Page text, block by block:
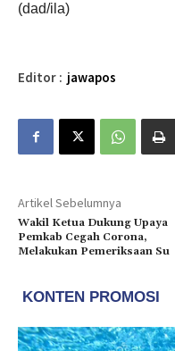
(dad/ila)
Editor : jawapos
Artikel Sebelumnya
Wakil Ketua Dukung Upaya
Pemkab Cegah Corona,
Melakukan Pemeriksaan Su